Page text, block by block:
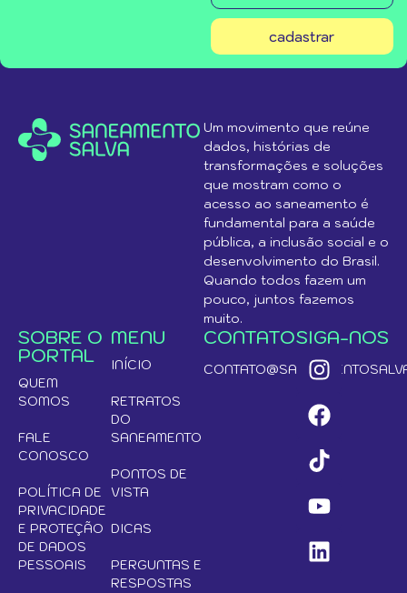
cadastrar
Um movimento que reúne
dados, histórias de
transformações e soluções
que mostram como o
acesso ao saneamento é
fundamental para a saúde
pública, a inclusão social e o
desenvolvimento do Brasil.
Quando todos fazem um
pouco, juntos fazemos
muito.
SOBRE O
PORTAL
QUEM
SOMOS
FALE
CONOSCO
POLÍTICA DE
PRIVACIDADE
E PROTEÇÃO
DE DADOS
PESSOAIS
MENU
INÍCIO
RETRATOS
DO
SANEAMENTO
PONTOS DE
VISTA
DICAS
PERGUNTAS E
RESPOSTAS
CONTATOSIGA-NOS